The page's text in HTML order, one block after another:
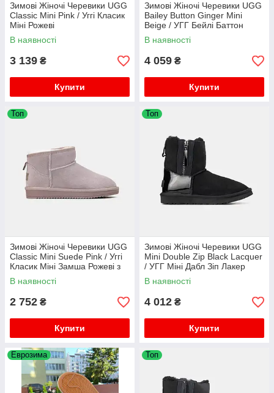
Зимові Жіночі Черевики UGG
Classic Mini Pink / Уггі Класик
Міні Рожеві
В наявності
3 139 ₴
Купити
Зимові Жіночі Черевики UGG
Bailey Button Ginger Mini
Beige / УГГ Бейлі Баттон
Джинджер Міні Бежеві
В наявності
4 059 ₴
Купити
Топ
Зимові Жіночі Черевики UGG
Classic Mini Suede Pink / Уггі
Класик Міні Замша Рожеві з
Хутром
В наявності
2 752 ₴
Купити
Топ
Зимові Жіночі Черевики UGG
Mini Double Zip Black Lacquer
/ УГГ Міні Дабл Зіп Лакер
Чорні
В наявності
4 012 ₴
Купити
Еврозима Топ